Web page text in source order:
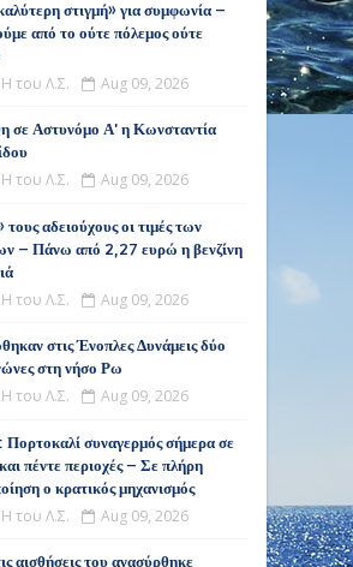
στιγμή» για συμφωνία –
από το ούτε πόλεμος ούτε
του Λ.Σ. Aug 09, 2026
σε Αστυνόμο Α' η Κωνσταντία
του Λ.Σ. Aug 09, 2026
τους αδειούχους οι τιμές των
– Πάνω από 2,27 ευρώ η βενζίνη
του Λ.Σ. Aug 09, 2026
στις Ένοπλες Δυνάμεις δύο
στη νήσο Ρω
του Λ.Σ. Aug 09, 2026
Πορτοκαλί συναγερμός σήμερα σε
πέντε περιοχές – Σε πλήρη
ο κρατικός μηχανισμός
του Λ.Σ. Aug 09, 2026
αισθήσεις του ανασύρθηκε